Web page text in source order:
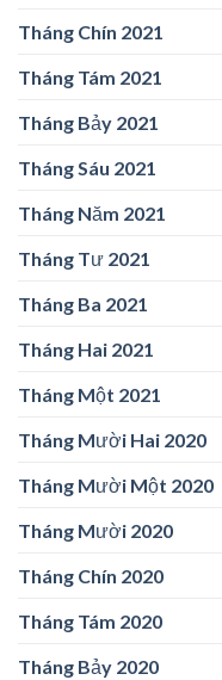
Tháng Chín 2021
Tháng Tám 2021
Tháng Bảy 2021
Tháng Sáu 2021
Tháng Năm 2021
Tháng Tư 2021
Tháng Ba 2021
Tháng Hai 2021
Tháng Một 2021
Tháng Mười Hai 2020
Tháng Mười Một 2020
Tháng Mười 2020
Tháng Chín 2020
Tháng Tám 2020
Tháng Bảy 2020